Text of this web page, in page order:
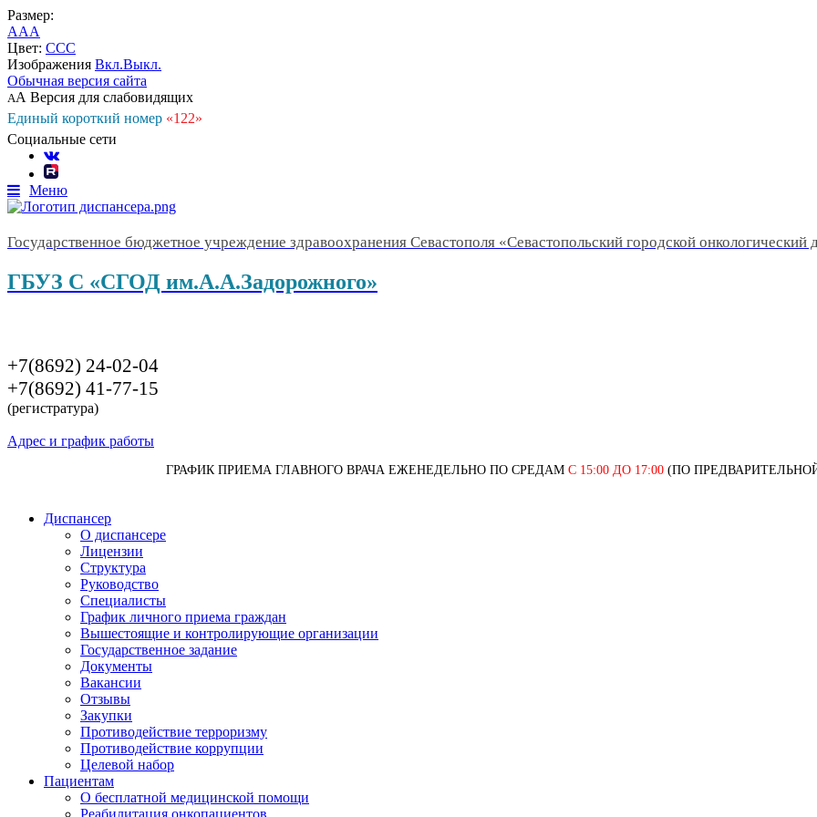
Размер:
AAA
Цвет: CCC
Изображения Вкл.Выкл.
Обычная версия сайта
АА Версия для слабовидящих
Единый короткий номер «122»
Социальные сети
Меню
Государственное бюджетное учреждение здравоохранения Севастополя «Севастопольский городской
ГБУЗ С «СГОД им.А.А.Задорожного»
+7(8692) 24-02-04
+7(8692) 41-77-15
(регистратура)
Адрес и график работы
ГРАФИК ПРИЕМА ГЛАВНОГО ВРАЧА ЕЖЕНЕДЕЛЬНО ПО СРЕДАМ С 15:00 ДО 17:00 (ПО
Диспансер
О диспансере
Лицензии
Структура
Руководство
Специалисты
График личного приема граждан
Вышестоящие и контролирующие организации
Государственное задание
Документы
Вакансии
Отзывы
Закупки
Противодействие терроризму
Противодействие коррупции
Целевой набор
Пациентам
О бесплатной медицинской помощи
Реабилитация онкопациентов